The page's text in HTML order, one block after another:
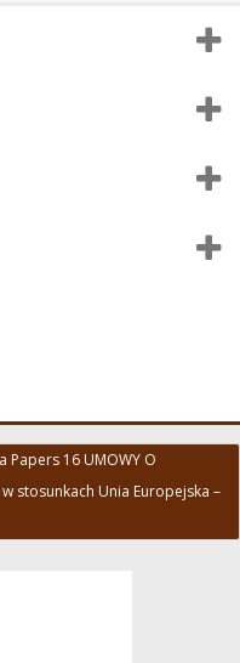
Papers 16 UMOWY O
w stosunkach Unia Europejska –